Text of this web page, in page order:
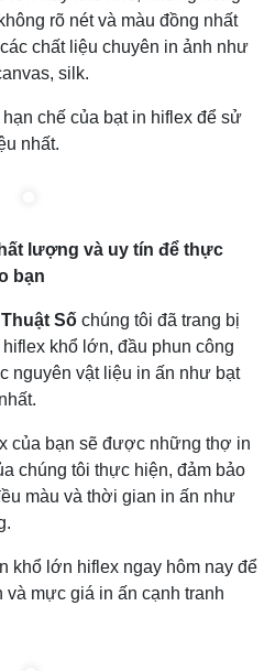
rõ nét và màu đồng nhất
chất liệu chuyên in ảnh như
silk.
chế của bạt in hiflex để sử
nhất.
lượng và uy tín để thực
bạn
Số chúng tôi đã trang bị
khổ lớn, đầu phun công
nguyên vật liệu in ấn như bạt
của bạn sẽ được những thợ in
chúng tôi thực hiện, đảm bảo
màu và thời gian in ấn như
khổ lớn hiflex ngay hôm nay để
mực giá in ấn cạnh tranh